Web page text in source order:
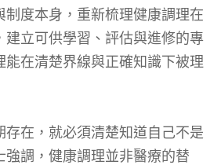
制度本身，重新梳理健康調理在
建立可供學習、評估與進修的專
能在清楚界線與正確知識下被理
存在，就必須清楚知道自己不是
強調，健康調理並非醫療的替